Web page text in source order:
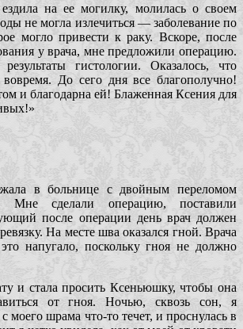
на ее могилку, молилась о своем
не могла излечиться — заболевание по
могло привести к раку. Вскоре, после
у врача, мне предложили операцию.
гистологии. Оказалось, что
До сего дня все благополучно!
и благодарна ей! Блаженная Ксения для
в больнице с двойным переломом
Мне сделали операцию, поставили
после операции день врач должен
На месте шва оказался гной. Врача
напугало, поскольку гноя не должно
и стала просить Ксеньюшку, чтобы она
от гноя. Ночью, сквозь сон, я
моего шрама что-то течет, и проснулась в